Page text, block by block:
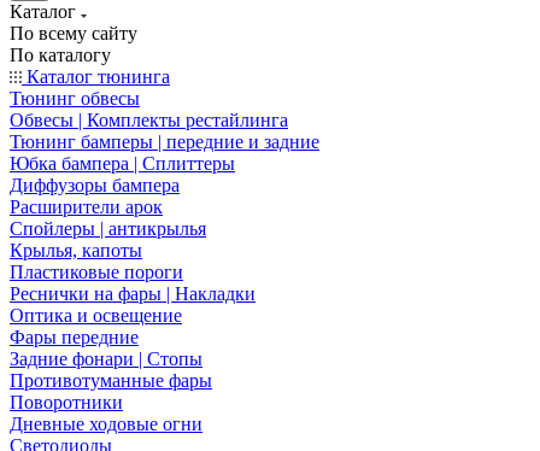
Каталог
По всему сайту
По каталогу
Каталог тюнинга
Тюнинг обвесы
Обвесы | Комплекты рестайлинга
Тюнинг бамперы | передние и задние
Юбка бампера | Сплиттеры
Диффузоры бампера
Расширители арок
Спойлеры | антикрылья
Крылья, капоты
Пластиковые пороги
Реснички на фары | Накладки
Оптика и освещение
Фары передние
Задние фонари | Стопы
Противотуманные фары
Поворотники
Дневные ходовые огни
Светодиоды